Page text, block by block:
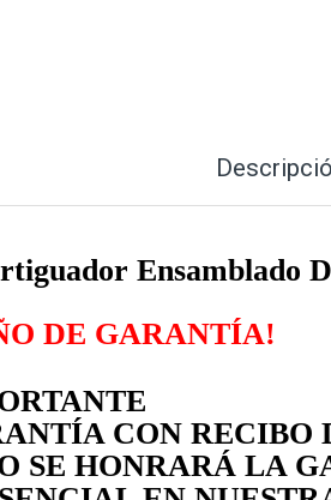
Ensamblado
DE GARANTÍA!
CON RECIBO
SE HONRARÁ LA